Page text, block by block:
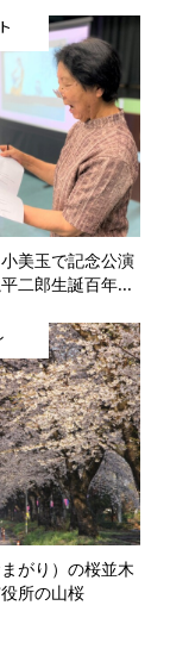
美玉で記念公演
二郎生誕百年...
がり）の桜並木
所の山桜